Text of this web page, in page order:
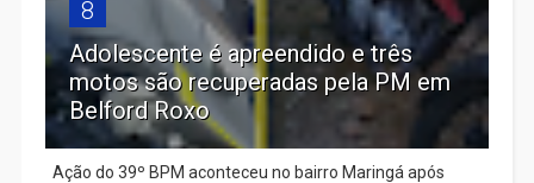
8
Adolescente é apreendido e três
motos são recuperadas pela PM em
Belford Roxo
Ação do 39º BPM aconteceu no bairro Maringá após